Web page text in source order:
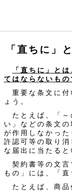
「直ちに」
「直ちに」と
てはならないもの
重要な条文に付
ょう。
たとえば、「～
い」などの条文
が作用しなかった
許認可等の取り
な届出に当たると
契約書等の文言
もの」には、「
たとえば、商品